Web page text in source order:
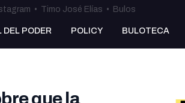
• Timo José Elías • Bulos
DEL PODER POLICY BULOTECA
que la